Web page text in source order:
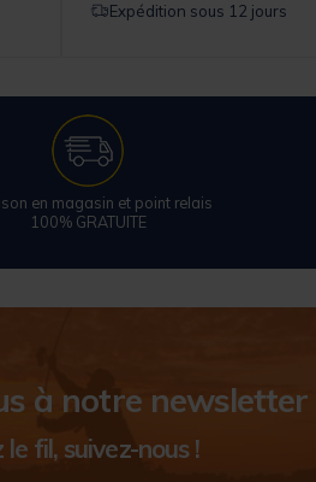
Expédition sous 12 jours
en magasin et point relais
100% GRATUITE
à notre newsletter
le fil, suivez-nous !